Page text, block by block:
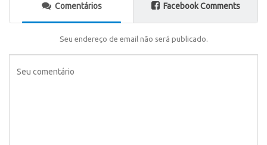
Comentários Facebook Comments
Seu endereço de email não será publicado.